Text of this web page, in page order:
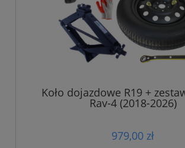
Koło dojazdowe R19 +
Rav-4 (2018-2026)
979,00 zł